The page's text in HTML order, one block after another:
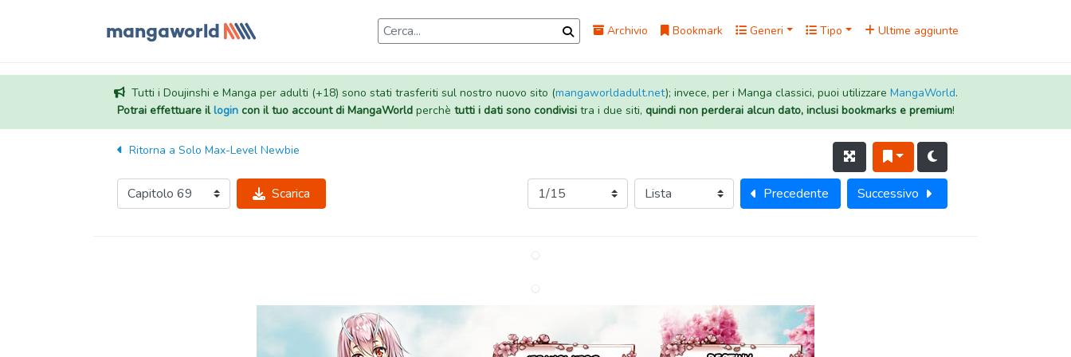
Archivio Bookmark Generi Tipo Ultime aggiunte
Tutti i Doujinshi e Manga per adulti (+18) sono stati trasferiti sul nostro nuovo sito (mangaworldadult.net); invece, per i Manga classici, puoi utilizzare MangaWorld.
Potrai effettuare illogincon il tuo account di MangaWorldperchè tutti i dati sono condivisitra i due siti, quindi non perderai alcun dato, inclusi bookmarks e premium!
Ritorna a Solo Max-Level Newbie
Scarica Precedente Successivo